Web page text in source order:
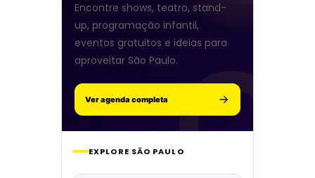
Encontre shows, teatro, stand-
up, programação infantil,
eventos gratuitos e ideias para
aproveitar São Paulo.
Ver agenda completa
EXPLORE SÃO PAULO